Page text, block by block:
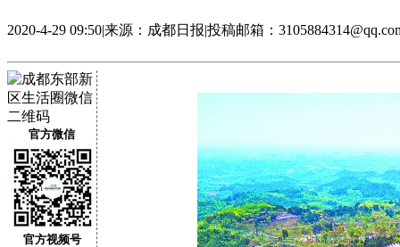
2020-4-29 09:50|来源：成都日报|投稿邮箱：
官方微信
官方视频号